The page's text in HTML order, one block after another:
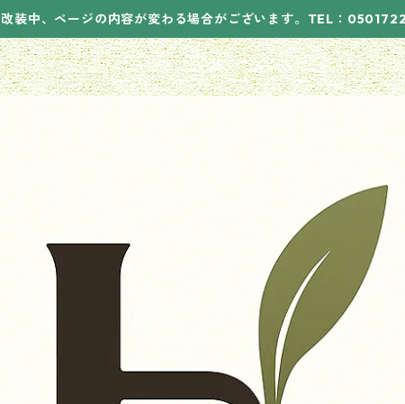
改装中、ページの内容が変わる場合がございます。TEL：